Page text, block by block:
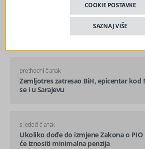
prethodni članak
Zemljotres zatresao BiH, epicentar kod
se i u Sarajevu
sljedeći članak
Ukoliko dođe do izmjene Zakona o PIO
će iznositi minimalna penzija
COOKIE POSTAVKE
SAZNAJ VIŠE